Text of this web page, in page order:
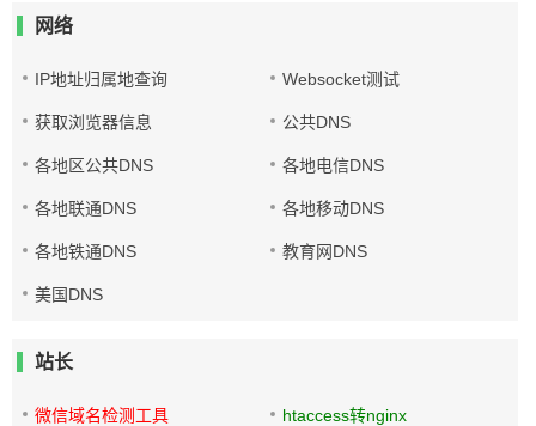
网络
IP地址归属地查询 Websocket测试
获取浏览器信息 公共DNS
各地区公共DNS 各地电信DNS
各地联通DNS 各地移动DNS
各地铁通DNS 教育网DNS
美国DNS
站长
微信域名检测工具 htaccess转nginx